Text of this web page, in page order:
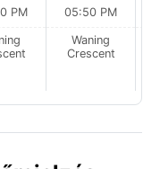
PM 05:50 PM
Waning
Crescent